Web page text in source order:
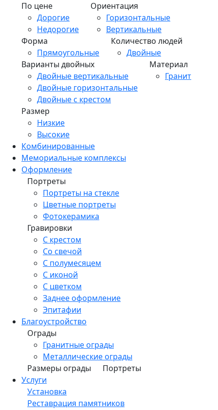
По цене
Дорогие
Недорогие
Ориентация
Горизонтальные
Вертикальные
Форма
Прямоугольные
Количество людей
Двойные
Варианты двойных
Двойные вертикальные
Двойные горизонтальные
Двойные с крестом
Материал
Гранит
Размер
Низкие
Высокие
Комбинированные
Мемориальные комплексы
Оформление
Портреты
Портреты на стекле
Цветные портреты
Фотокерамика
Гравировки
С крестом
Со свечой
С полумесяцем
С иконой
С цветком
Заднее оформление
Эпитафии
Благоустройство
Ограды
Гранитные ограды
Металлические ограды
Размеры ограды
Портреты
Услуги
Установка
Реставрация памятников